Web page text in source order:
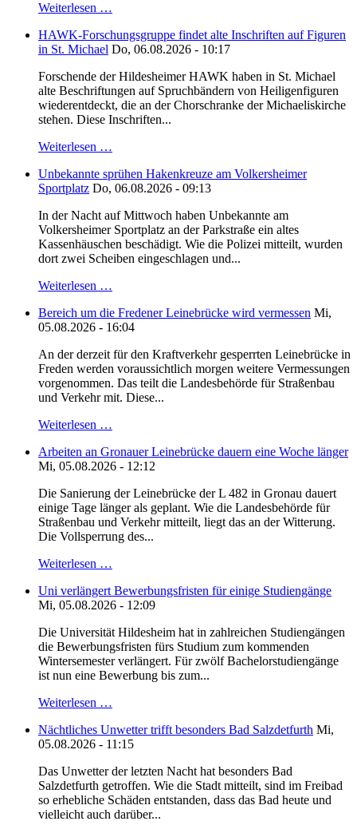
Weiterlesen …
HAWK-Forschungsgruppe findet alte Inschriften auf Figuren
in St. Michael Do, 06.08.2026 - 10:17
Forschende der Hildesheimer HAWK haben in St. Michael
alte Beschriftungen auf Spruchbändern von Heiligenfiguren
wiederentdeckt, die an der Chorschranke der Michaeliskirche
stehen. Diese Inschriften...
Weiterlesen …
Unbekannte sprühen Hakenkreuze am Volkersheimer
Sportplatz Do, 06.08.2026 - 09:13
In der Nacht auf Mittwoch haben Unbekannte am
Volkersheimer Sportplatz an der Parkstraße ein altes
Kassenhäuschen beschädigt. Wie die Polizei mitteilt, wurden
dort zwei Scheiben eingeschlagen und...
Weiterlesen …
Bereich um die Fredener Leinebrücke wird vermessen Mi,
05.08.2026 - 16:04
An der derzeit für den Kraftverkehr gesperrten Leinebrücke in
Freden werden voraussichtlich morgen weitere Vermessungen
vorgenommen. Das teilt die Landesbehörde für Straßenbau
und Verkehr mit. Diese...
Weiterlesen …
Arbeiten an Gronauer Leinebrücke dauern eine Woche länger
Mi, 05.08.2026 - 12:12
Die Sanierung der Leinebrücke der L 482 in Gronau dauert
einige Tage länger als geplant. Wie die Landesbehörde für
Straßenbau und Verkehr mitteilt, liegt das an der Witterung.
Die Vollsperrung des...
Weiterlesen …
Uni verlängert Bewerbungsfristen für einige Studiengänge
Mi, 05.08.2026 - 12:09
Die Universität Hildesheim hat in zahlreichen Studiengängen
die Bewerbungsfristen fürs Studium zum kommenden
Wintersemester verlängert. Für zwölf Bachelorstudiengänge
ist nun eine Bewerbung bis zum...
Weiterlesen …
Nächtliches Unwetter trifft besonders Bad Salzdetfurth Mi,
05.08.2026 - 11:15
Das Unwetter der letzten Nacht hat besonders Bad
Salzdetfurth getroffen. Wie die Stadt mitteilt, sind im Freibad
so erhebliche Schäden entstanden, dass das Bad heute und
vielleicht auch darüber...